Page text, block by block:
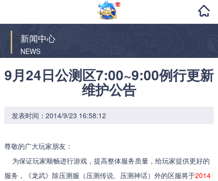
新闻中心
NEWS
9月24日公测区7:00~9:00例行更新
维护公告
发表时间：2014/9/23 16:58:12
尊敬的广大玩家朋友：
为保证玩家顺畅进行游戏，提高整体服务质量，给玩家提供更好的
服务，《龙武》除压测服（压测传说、压测神话）外的区服将于2014